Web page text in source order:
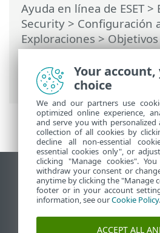
Ayuda en línea de ESET>
Security > Configuración
Exploraciones>
del servidor de la consola
administración de ESET>
anulación
Ver sitio del escritorio
End of Life
Base de conocimiento de
Foro de ESET
Your
choice
We and our partners use
optimized online experience,
and serve you with personalized
collection of all cookies by
decline all non-essential
essential cookies only", or
clicking "Manage cookies".
withdraw your consent or
anytime by clicking the "Manage
footer or in your account
information, see ourCookie Policy.
ACCEPT ALL